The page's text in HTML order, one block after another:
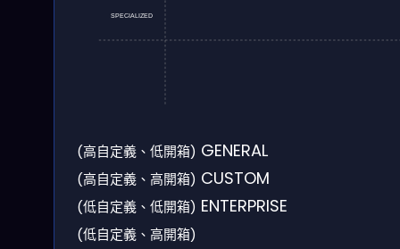
SPECIALIZED
(高自定義、低開箱) GENERAL
(高自定義、高開箱) CUSTOM
(低自定義、低開箱) ENTERPRISE
(低自定義、高開箱)